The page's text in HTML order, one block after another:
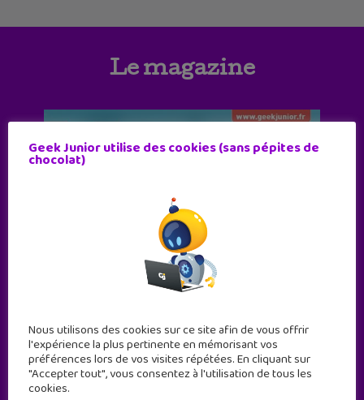
Le magazine
Geek Junior utilise des cookies (sans pépites de
chocolat)
Nous utilisons des cookies sur ce site afin de vous offrir
l'expérience la plus pertinente en mémorisant vos
préférences lors de vos visites répétées. En cliquant sur
"Accepter tout", vous consentez à l'utilisation de tous les
cookies.